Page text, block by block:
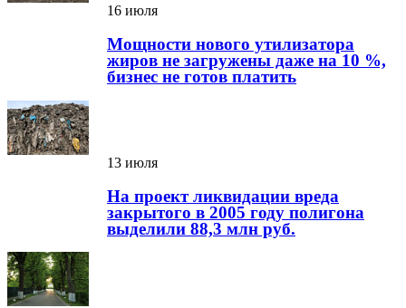
16 июля
Мощности нового утилизатора
жиров не загружены даже на 10 %,
бизнес не готов платить
13 июля
На проект ликвидации вреда
закрытого в 2005 году полигона
выделили 88,3 млн руб.